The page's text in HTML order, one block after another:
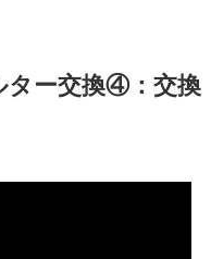
ター交換④：交換